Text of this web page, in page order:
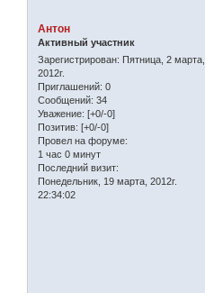
Антон
Активный участник
Зарегистрирован: Пятница, 2 марта,
2012г.
Приглашений: 0
Сообщений: 34
Уважение: [+0/-0]
Позитив: [+0/-0]
Провел на форуме:
1 час 0 минут
Последний визит:
Понедельник, 19 марта, 2012г.
22:34:02